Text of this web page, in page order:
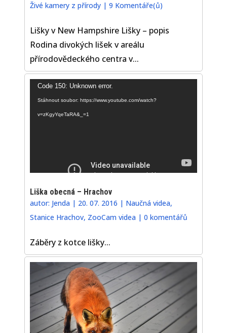
Živé kamery z přírody |9 Komentáře(ů)
Lišky v New Hampshire Lišky – popis
Rodina divokých lišek v areálu
přírodovědeckého centra v...
Video
přehrávač
Code 150: Unknown error.
Stáhnout soubor: https://www.youtube.com/watch?
v=zKgyYqeTaRA&_=1
Liška obecná – Hrachov
autor: Jenda | 20. 07. 2016 | Naučná videa,
Stanice Hrachov, ZooCam videa |0 komentářů
Záběry z kotce lišky...